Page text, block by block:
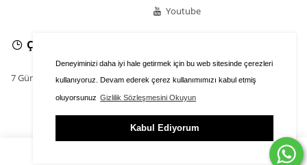
Deneyiminizi daha iyi hale getirmek için bu web sitesinde çerezleri
kullanıyoruz. Devam ederek çerez kullanımımızı kabul etmiş
oluyorsunuz Gizlilik Sözleşmesini Okuyun
Kabul Ediyorum
Youtube
ÇALIŞMA SAATLERİ
7 Gün / 24 Saat